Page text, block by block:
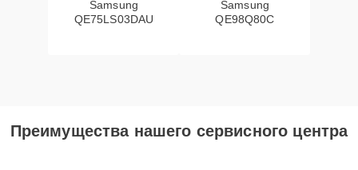
Samsung
QE75LS03DAU
Samsung
QE98Q80C
Преимущества нашего сервисного центра